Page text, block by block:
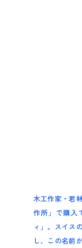
木工作家・若
作所」で購入
ィ」。スイス
し、この名前